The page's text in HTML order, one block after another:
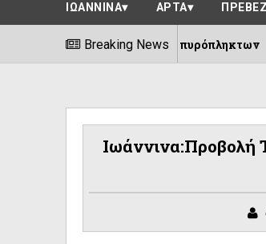
ΙΩΑΝΝΙΝΑ ΑΡΤΑ
Breaking News
στήριξη των πυρόπληκτων
Ιωάννινα:Προβολή